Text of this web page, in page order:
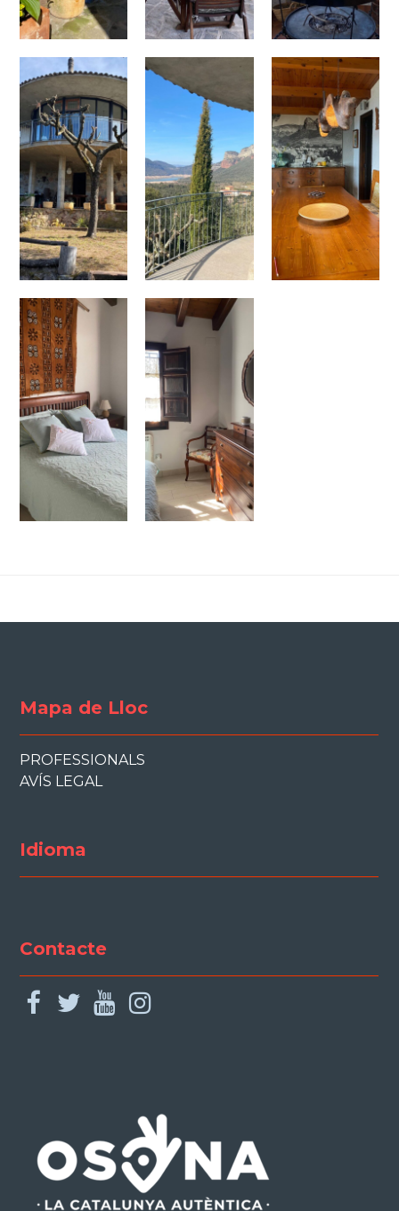
Mapa de Lloc
PROFESSIONALS
AVÍS LEGAL
Idioma
Contacte
facebook
twitteryoutube